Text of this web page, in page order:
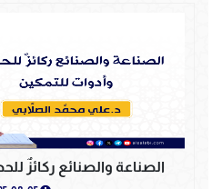
الصناعة والصنائع ركائزٌ